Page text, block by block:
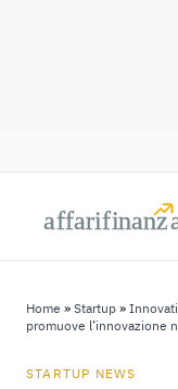
affarifinanz
affarifinanz
Home » Startup »
promuove l’innovazione
STARTUP NEWS